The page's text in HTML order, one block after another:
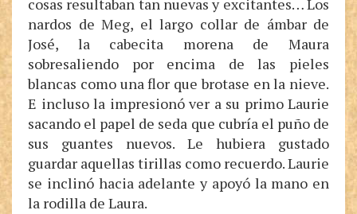
cosas resultaban tan nuevas y excitantes… Los
nardos de Meg, el largo collar de ámbar de
José, la cabecita morena de Maura
sobresaliendo por encima de las pieles
blancas como una flor que brotase en la nieve.
E incluso la impresionó ver a su primo Laurie
sacando el papel de seda que cubría el puño de
sus guantes nuevos. Le hubiera gustado
guardar aquellas tirillas como recuerdo. Laurie
se inclinó hacia adelante y apoyó la mano en
la rodilla de Laura.